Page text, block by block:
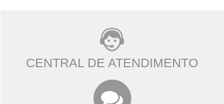
CENTRAL DE ATENDIMENTO